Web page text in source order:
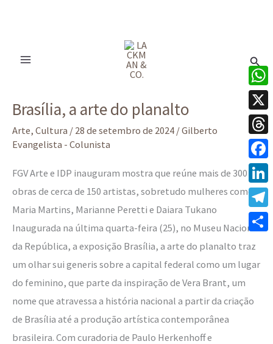
Brasília, a arte do planalto
Arte, Cultura / 28 de setembro de 2024 /Gilberto
Evangelista - Colunista
FGV Arte e IDP inauguram mostra que reúne mais de 300
obras de cerca de 150 artistas, sobretudo mulheres como
Maria Martins, Marianne Peretti e Daiara Tukano
Inaugurada na última quarta-feira (25), no Museu Nacional
da República, a exposição Brasília, a arte do planalto traz
um olhar sui generis sobre a capital federal como um lugar
do feminino, que parte da inspiração de Vera Brant, um
nome que atravessa a história nacional a partir da criação
de Brasília até a produção artística contemporânea
brasileira. Com curadoria de Paulo Herkenhoff e
a
arte
do
X